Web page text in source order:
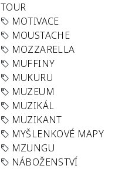
TOUR
MOTIVACE
MOUSTACHE
MOZZARELLA
MUFFINY
MUKURU
MUZEUM
MUZIKÁL
MUZIKANT
MYŠLENKOVÉ MAPY
MZUNGU
NÁBOŽENSTVÍ